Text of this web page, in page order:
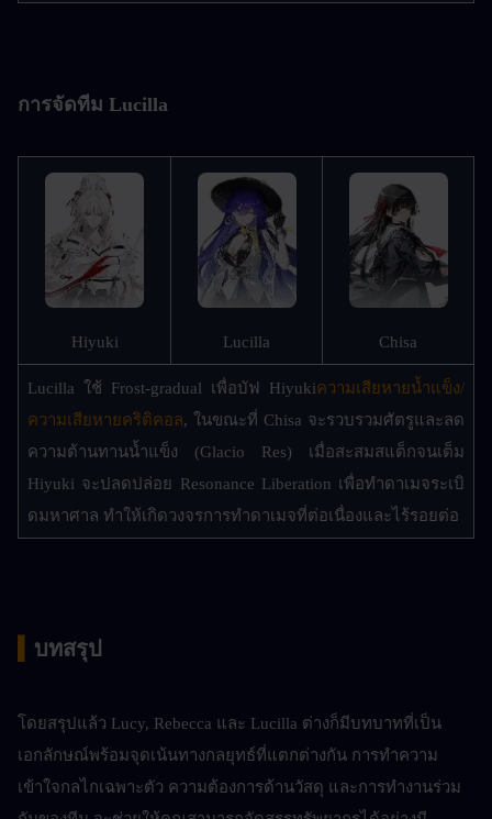
การจัดทีม Lucilla
Hiyuki Lucilla Chisa
Lucilla ใช้ Frost-gradual เพื่อบัฟ Hiyukiความเสียหายน้ำแข็ง/
ความเสียหายคริติคอล, ในขณะที่ Chisa จะรวบรวมศัตรูและลด
ความต้านทานน้ำแข็ง (Glacio Res) เมื่อสะสมสแต็กจนเต็ม
Hiyuki จะปลดปล่อย Resonance Liberation เพื่อทำดาเมจระเบิ
ดมหาศาล ทำให้เกิดวงจรการทำดาเมจที่ต่อเนื่องและไร้รอยต่อ
บทสรุป
โดยสรุปแล้ว Lucy, Rebecca และ Lucilla ต่างก็มีบทบาทที่เป็น
เอกลักษณ์พร้อมจุดเน้นทางกลยุทธ์ที่แตกต่างกัน การทำความ
เข้าใจกลไกเฉพาะตัว ความต้องการด้านวัสดุ และการทำงานร่วม